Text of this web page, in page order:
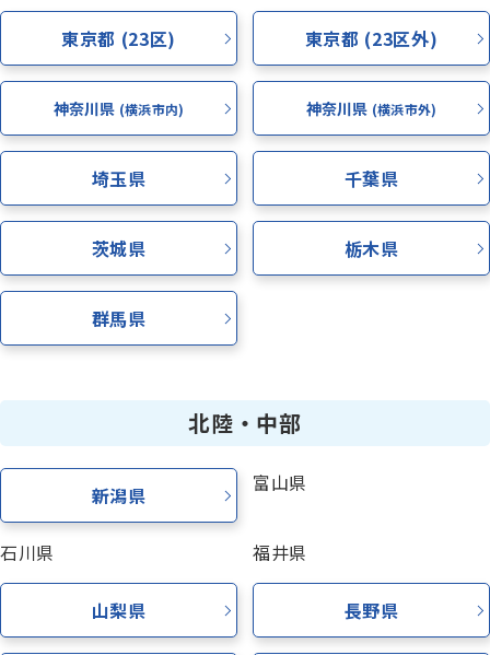
東京都 (23区) 東京都 (23区外)
神奈川県 (横浜市内) 神奈川県 (横浜市外)
埼玉県 千葉県
茨城県 栃木県
群馬県
北陸・中部
新潟県 富山県
石川県 福井県
山梨県 長野県